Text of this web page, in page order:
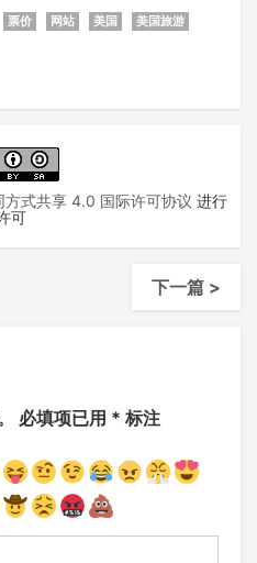
票价 网站 美国 美国旅游
式共享 4.0 国际许可协议 进行
可
下一篇 >
必填项已用 * 标注